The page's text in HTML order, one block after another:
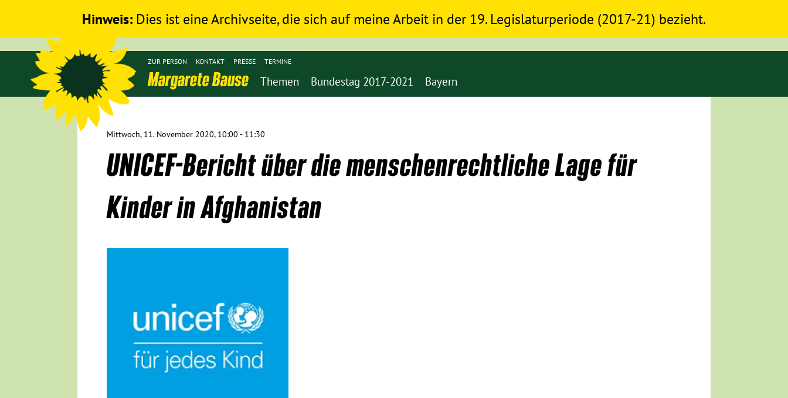
Hinweis: Dies ist eine Archivseite, die sich auf meine Arbeit in der 19. Legislaturperiode (2017-21) bezieht.
Margarete Bause Themen Bundestag 2017-2021 Bayern
ZUR PERSON KONTAKT PRESSE TERMINE
Mittwoch, 11. November 2020, 10:00 - 11:30
UNICEF-Bericht über die menschenrechtliche Lage für
Kinder in Afghanistan